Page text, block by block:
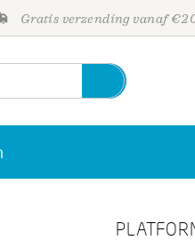
Gratis verzending vanaf